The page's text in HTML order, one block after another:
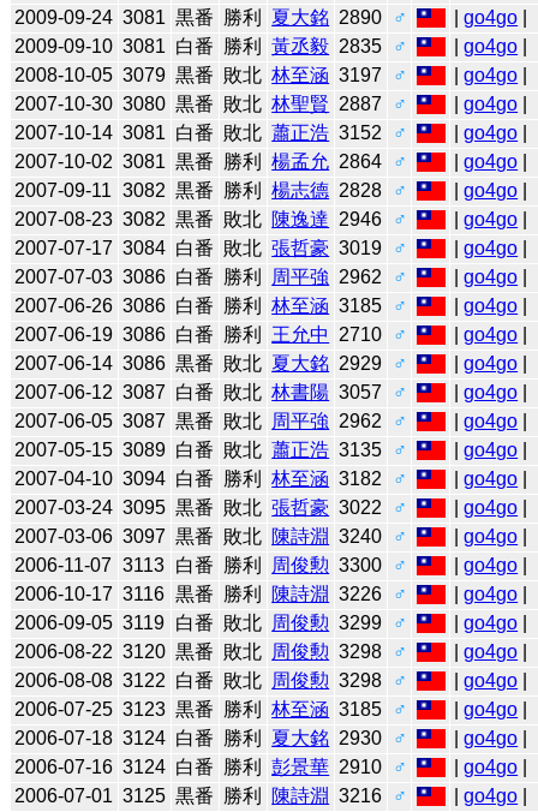
2009-09-24 3081 黒番 勝利 夏大銘 2890 ♂ |go4go
2009-09-10 3081 白番 勝利 黃丞毅 2835 ♂ |go4go
2008-10-05 3079 黒番 敗北 林至涵 3197 ♂ |go4go
2007-10-30 3080 黒番 敗北 林聖賢 2887 ♂ |go4go
2007-10-14 3081 白番 敗北 蕭正浩 3152 ♂ |go4go
2007-10-02 3081 黒番 勝利 楊孟允 2864 ♂ |go4go
2007-09-11 3082 黒番 勝利 楊志德 2828 ♂ |go4go
2007-08-23 3082 黒番 敗北 陳逸達 2946 ♂ |go4go
2007-07-17 3084 白番 敗北 張哲豪 3019 ♂ |go4go
2007-07-03 3086 白番 勝利 周平強 2962 ♂ |go4go
2007-06-26 3086 白番 勝利 林至涵 3185 ♂ |go4go
2007-06-19 3086 白番 勝利 王允中 2710 ♂ |go4go
2007-06-14 3086 黒番 敗北 夏大銘 2929 ♂ |go4go
2007-06-12 3087 白番 敗北 林書陽 3057 ♂ |go4go
2007-06-05 3087 黒番 敗北 周平強 2962 ♂ |go4go
2007-05-15 3089 白番 敗北 蕭正浩 3135 ♂ |go4go
2007-04-10 3094 白番 勝利 林至涵 3182 ♂ |go4go
2007-03-24 3095 黒番 敗北 張哲豪 3022 ♂ |go4go
2007-03-06 3097 黒番 敗北 陳詩淵 3240 ♂ |go4go
2006-11-07 3113 白番 勝利 周俊勲 3300 ♂ |go4go
2006-10-17 3116 黒番 勝利 陳詩淵 3226 ♂ |go4go
2006-09-05 3119 白番 敗北 周俊勲 3299 ♂ |go4go
2006-08-22 3120 黒番 敗北 周俊勲 3298 ♂ |go4go
2006-08-08 3122 白番 敗北 周俊勲 3298 ♂ |go4go
2006-07-25 3123 黒番 勝利 林至涵 3185 ♂ |go4go
2006-07-18 3124 白番 勝利 夏大銘 2930 ♂ |go4go
2006-07-16 3124 白番 勝利 彭景華 2910 ♂ |go4go
2006-07-01 3125 黒番 勝利 陳詩淵 3216 ♂ |go4go